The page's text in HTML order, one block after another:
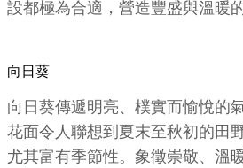
設都極為合適，營造豐盛與溫暖
向日葵
向日葵傳遞明亮、樸實而愉悅的
花面令人聯想到夏末至秋初的田
尤其富有季節性。象徵崇敬、溫